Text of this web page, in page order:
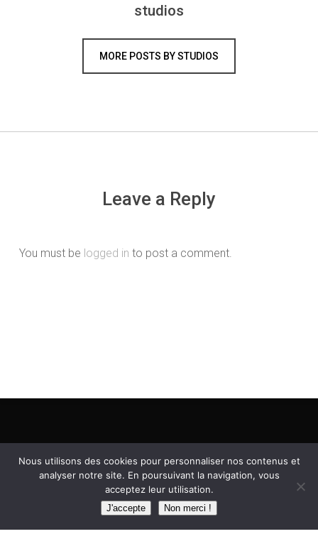
studios
MORE POSTS BY STUDIOS
Leave a Reply
You must be logged in to post a comment.
Nous utilisons des cookies pour personnaliser nos contenus et
analyser notre site. En poursuivant la navigation, vous
acceptez leur utilisation.
J'accepte Non merci !